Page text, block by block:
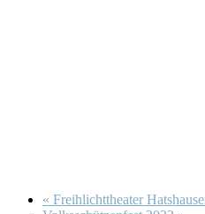
« Freihlichttheater